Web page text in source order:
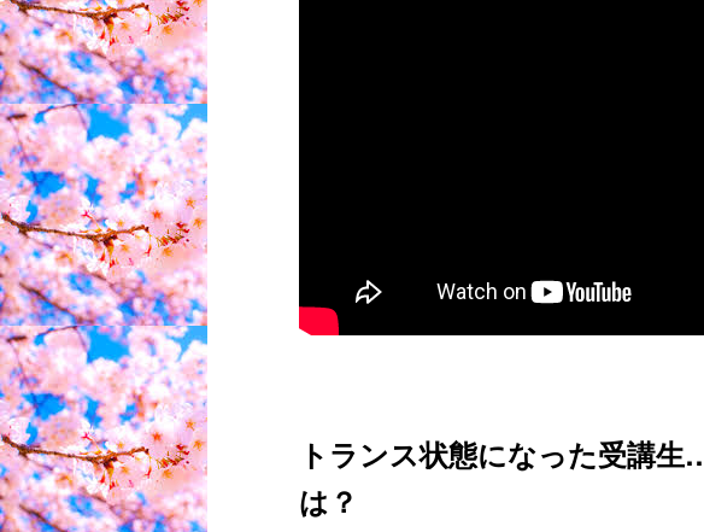
トランス状態になった受講
は？